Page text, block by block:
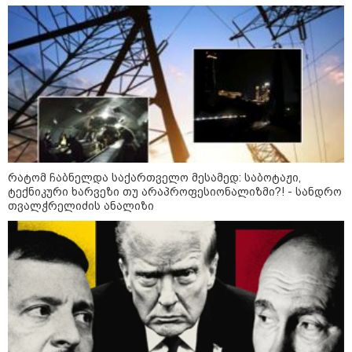
არჩევანის გაკეთება მოუწევს...
„ორ სკამზე ჯდომის“
შესაძლებლობა შეიძლება
დასრულდეს“ - მირიან
მირიანაშვილის ანალიზი
ჯარისკაცი, რომელიც 29 წელი
იბრძოდა, რადგან ომის
დამთავრების არ სჯეროდა...
მეცნიერება
რატომ ჩაბნელდა საქართველო მესამედ: საბოტაჟი,
ტექნიკური ხარვეზი თუ არაპროფესიონალიზმი?! - სანდრო
თვალჭრელიძის ანალიზი